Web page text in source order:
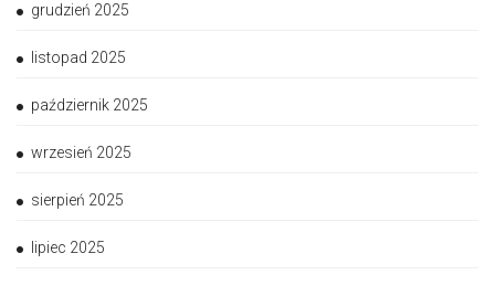
grudzień 2025
listopad 2025
październik 2025
wrzesień 2025
sierpień 2025
lipiec 2025